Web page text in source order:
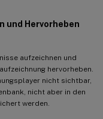
und Hervorheben
aufzeichnen und
hervorheben.
nicht sichtbar,
nicht aber in den
werden.